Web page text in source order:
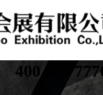
400 025